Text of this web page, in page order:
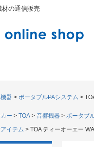
の通信販売
器 ポータブルPAシステム
ー TOA 音響機器 ポータブ
イテム TOA ティーオーエー